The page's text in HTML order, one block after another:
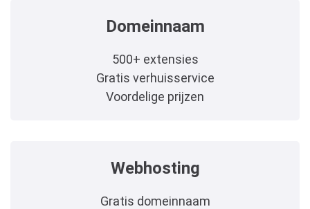
Domeinnaam
500+ extensies
Gratis verhuisservice
Voordelige prijzen
Webhosting
Gratis domeinnaam